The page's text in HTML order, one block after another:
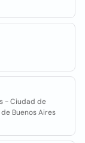
- Ciudad de
Buenos Aires